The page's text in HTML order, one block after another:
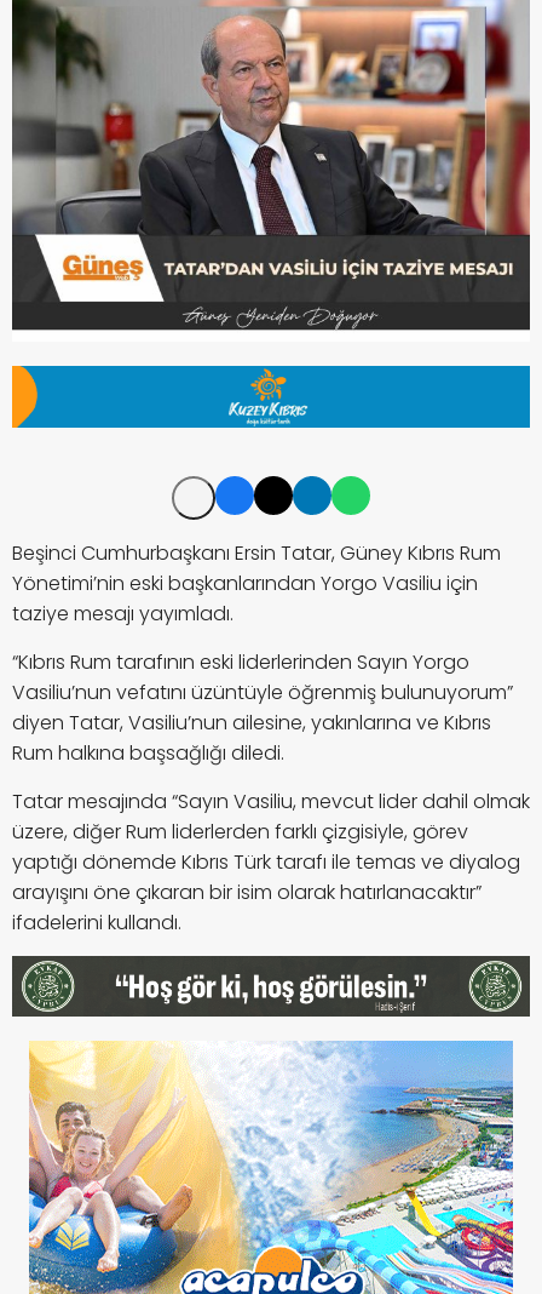
Beşinci Cumhurbaşkanı Ersin Tatar, Güney Kıbrıs Rum
Yönetimi’nin eski başkanlarından Yorgo Vasiliu için
taziye mesajı yayımladı.
“Kıbrıs Rum tarafının eski liderlerinden Sayın Yorgo
Vasiliu’nun vefatını üzüntüyle öğrenmiş bulunuyorum”
diyen Tatar, Vasiliu’nun ailesine, yakınlarına ve Kıbrıs
Rum halkına başsağlığı diledi.
Tatar mesajında “Sayın Vasiliu, mevcut lider dahil olmak
üzere, diğer Rum liderlerden farklı çizgisiyle, görev
yaptığı dönemde Kıbrıs Türk tarafı ile temas ve diyalog
arayışını öne çıkaran bir isim olarak hatırlanacaktır”
ifadelerini kullandı.